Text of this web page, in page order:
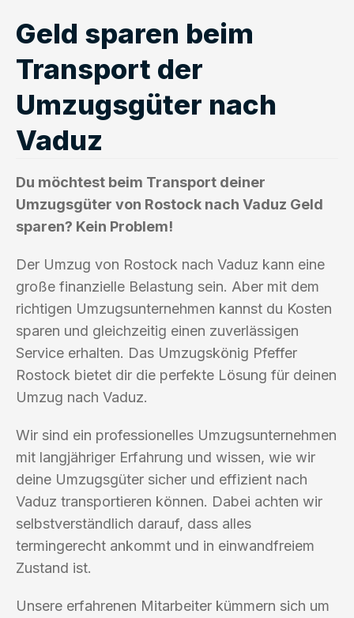
Geld sparen beim
Transport der
Umzugsgüter nach
Vaduz
Du möchtest beim Transport deiner
Umzugsgüter von Rostock nach Vaduz Geld
sparen? Kein Problem!
Der Umzug von Rostock nach Vaduz kann eine
große finanzielle Belastung sein. Aber mit dem
richtigen Umzugsunternehmen kannst du Kosten
sparen und gleichzeitig einen zuverlässigen
Service erhalten. Das Umzugskönig Pfeffer
Rostock bietet dir die perfekte Lösung für deinen
Umzug nach Vaduz.
Wir sind ein professionelles Umzugsunternehmen
mit langjähriger Erfahrung und wissen, wie wir
deine Umzugsgüter sicher und effizient nach
Vaduz transportieren können. Dabei achten wir
selbstverständlich darauf, dass alles
termingerecht ankommt und in einwandfreiem
Zustand ist.
Unsere erfahrenen Mitarbeiter kümmern sich um